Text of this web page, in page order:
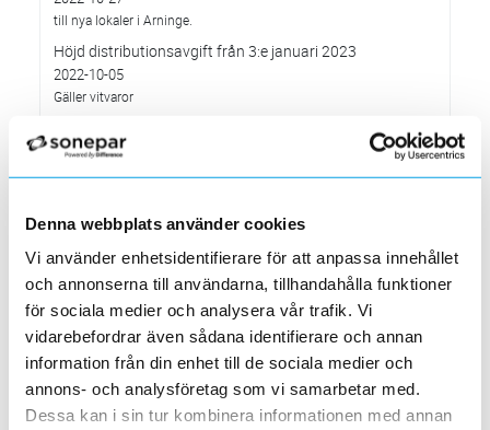
Denna webbplats använder cookies
Vi använder enhetsidentifierare för att anpassa innehållet
och annonserna till användarna, tillhandahålla funktioner
för sociala medier och analysera vår trafik. Vi
vidarebefordrar även sådana identifierare och annan
information från din enhet till de sociala medier och
annons- och analysföretag som vi samarbetar med.
Dessa kan i sin tur kombinera informationen med annan
till nya lokaler i Arninge.
Höjd distributionsavgift från 3:e januari 2023
2022-10-05
Gäller vitvaror
2022-09-04
Välkommen till våra nya lokaler i Södertälje
Den 1 juni har vi ny adress i Södertälje
Förändrade priser 2022-06-30
2022-05-27
Grundkurs för installatörer av Charge Amps produkter
2022-04-01
En grundläggande certifieringsutbildning för installatörer
Förändrade priser 2022-05-01
2022-03-31